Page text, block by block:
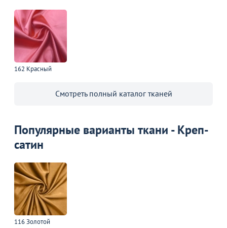
162 Красный
Смотреть полный каталог тканей
Популярные варианты ткани - Креп-
сатин
116 Золотой